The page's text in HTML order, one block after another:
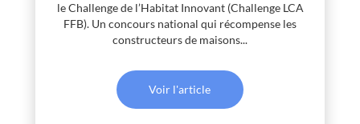
le Challenge de l’Habitat Innovant (Challenge LCA
FFB). Un concours national qui récompense les
constructeurs de maisons...
Voir l'article